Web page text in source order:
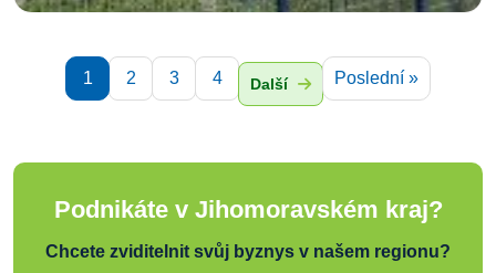
1 2 3 4 Další Poslední »
Podnikáte v Jihomoravském kraj?
Chcete zviditelnit svůj byznys v našem regionu?